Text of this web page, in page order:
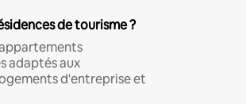
de tourisme ?
adaptés aux
d'entreprise et